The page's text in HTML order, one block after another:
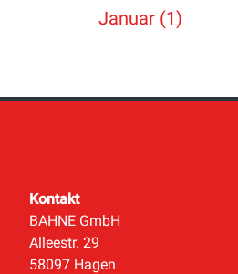
Januar (1)
Kontakt
BAHNE GmbH
Alleestr. 29
58097 Hagen